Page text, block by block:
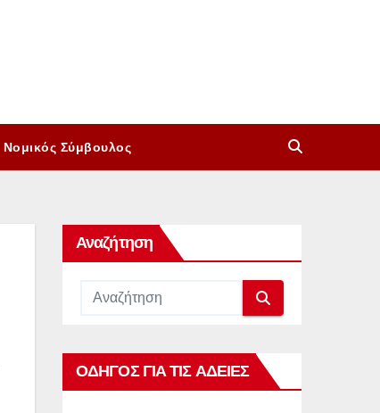
Νομικός Σύμβουλος
Αναζήτηση
ΟΔΗΓΟΣ ΓΙΑ ΤΙΣ ΑΔΕΙΕΣ